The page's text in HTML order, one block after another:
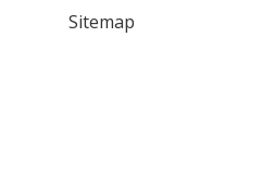
Sitemap